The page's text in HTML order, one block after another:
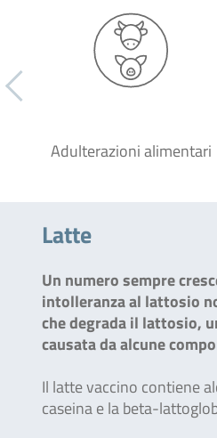
Adulterazioni alimentari
Latte
Un numero sempre
intolleranza al lattosio
che degrada il lattosio,
causata da alcune
Il latte vaccino contiene
caseina e la beta-